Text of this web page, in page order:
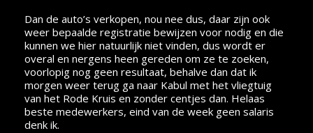
Dan de auto’s verkopen, nou nee dus, daar zijn ook
weer bepaalde registratie bewijzen voor nodig en die
kunnen we hier natuurlijk niet vinden, dus wordt er
overal en nergens heen gereden om ze te zoeken,
voorlopig nog geen resultaat, behalve dan dat ik
morgen weer terug ga naar Kabul met het vliegtuig
van het Rode Kruis en zonder centjes dan. Helaas
beste medewerkers, eind van de week geen salaris
denk ik.